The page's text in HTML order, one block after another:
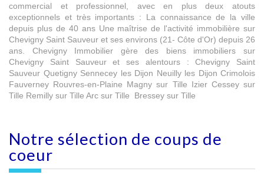
commercial et professionnel, avec en plus deux atouts
exceptionnels et très importants : La connaissance de la ville
depuis plus de 40 ans Une maîtrise de l'activité immobilière sur
Chevigny Saint Sauveur et ses environs (21- Côte d'Or) depuis 26
ans. Chevigny Immobilier gère des biens immobiliers sur
Chevigny Saint Sauveur et ses alentours : Chevigny Saint
Sauveur Quetigny Sennecey les Dijon Neuilly les Dijon Crimolois
Fauverney Rouvres-en-Plaine Magny sur Tille Izier Cessey sur
Tille Remilly sur Tille Arc sur Tille Bressey sur Tille
Notre sélection de coups de
coeur